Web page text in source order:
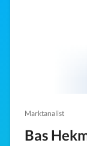
Marktanalist
Bas